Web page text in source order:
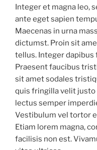
Integer et magna leo,
ante eget sapien
Maecenas in urna
dictumst. Proin sit
tellus. Integer
Praesent faucibus
sit amet sodales
quis fringilla velit justo
lectus semper
Vestibulum vel tortor
Etiam lorem magna,
facilisis non est.